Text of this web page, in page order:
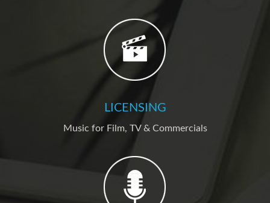
LICENSING
Music for Film, TV & Commercials